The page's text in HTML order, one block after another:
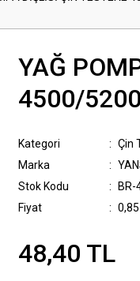
YAĞ
4500/5200
Kategori
Çin
Marka
Stok Kodu
Fiyat
0,85
48,40 TL